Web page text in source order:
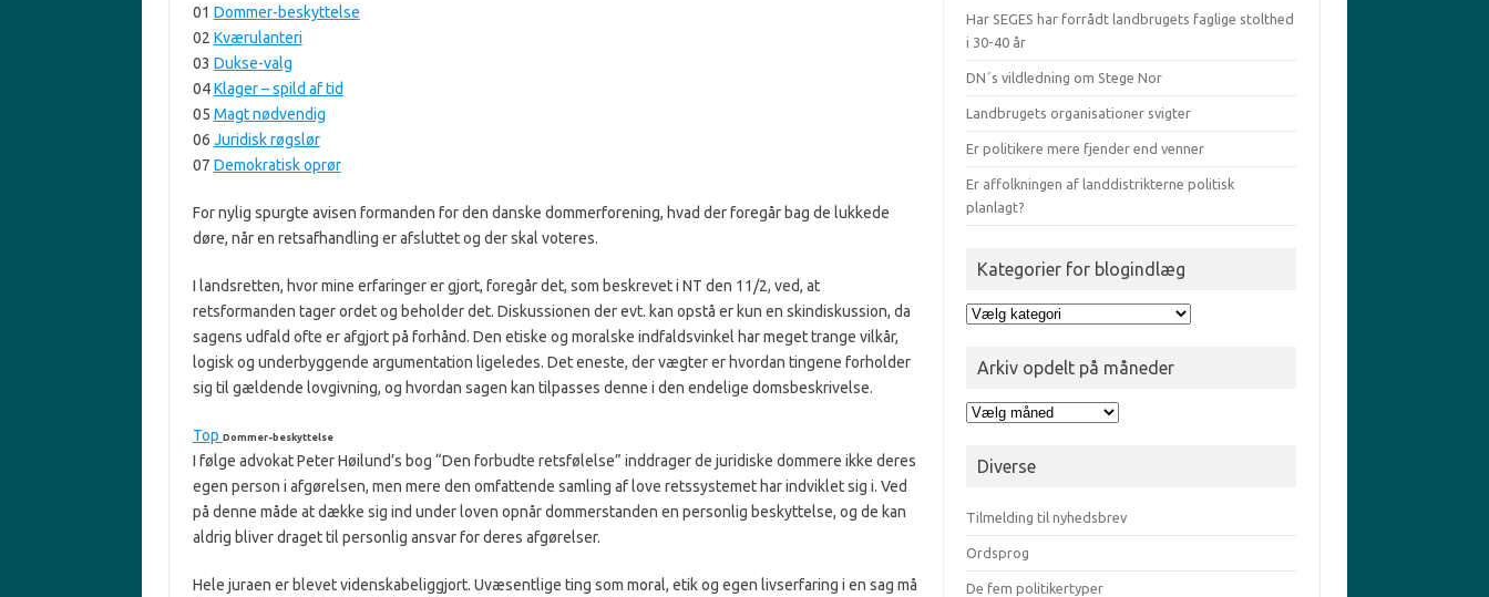
01 Dommer-beskyttelse
02 Kværulanteri
03 Dukse-valg
04Klager – spild af tid
05 Magt nødvendig
06 Juridisk røgslør
07 Demokratisk oprør
For nylig spurgte avisen formanden for den danske dommerforening, hvad der foregår bag de lukkede
døre, når en retsafhandling er afsluttet og der skal voteres.
I landsretten, hvor mine erfaringer er gjort, foregår det, som beskrevet i NT den 11/2, ved, at
retsformanden tager ordet og beholder det. Diskussionen der evt. kan opstå er kun en skindiskussion, da
sagens udfald ofte er afgjort på forhånd. Den etiske og moralske indfaldsvinkel har meget trange vilkår,
logisk og underbyggende argumentation ligeledes. Det eneste, der vægter er hvordan tingene forholder
sig til gældende lovgivning, og hvordan sagen kan tilpasses denne i den endelige domsbeskrivelse.
Top Dommer-beskyttelse
I følge advokat Peter Høilund’s bog “Den forbudte retsfølelse” inddrager de juridiske dommere ikke deres
egen person i afgørelsen, men mere den omfattende samling af love retssystemet har indviklet sig i. Ved
på denne måde at dække sig ind under loven opnår dommerstanden en personlig beskyttelse, og de kan
aldrig bliver draget til personlig ansvar for deres afgørelser.
Hele juraen er blevet videnskabeliggjort. Uvæsentlige ting som moral, etik og egen livserfaring i en sag må
Har SEGES har forrådt landbrugets faglige stolthed
i 30-40 år
DN´s vildledning om Stege Nor
Landbrugets organisationer svigter
Er politikere mere fjender end venner
Er affolkningen af landdistrikterne politisk
planlagt?
Kategorier for blogindlæg
Kategorier
Arkiv opdelt på måneder
Arkiv
måneder
Diverse
Tilmelding til nyhedsbrev
Ordsprog
De fem politikertyper